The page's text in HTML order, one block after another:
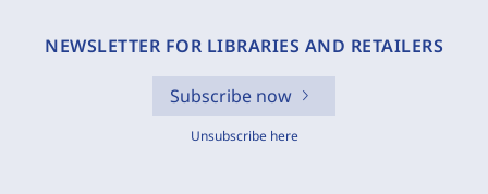
NEWSLETTER FOR LIBRARIES AND RETAILERS
Subscribe now
Unsubscribe here